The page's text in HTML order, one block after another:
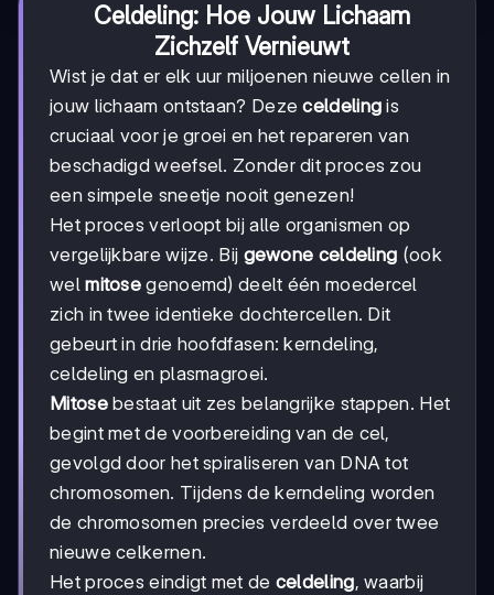
Celdeling: Hoe Jouw Lichaam
Zichzelf Vernieuwt
Wist je dat er elk uur miljoenen nieuwe cellen in
jouw lichaam ontstaan? Dezeceldeling is
cruciaal voor je groei en het repareren van
beschadigd weefsel. Zonder dit proces zou
een simpele sneetje nooit genezen!
Het proces verloopt bij alle organismen op
vergelijkbare wijze. Bij gewone celdeling (ook
welmitose genoemd) deelt één moedercel
zich in twee identieke dochtercellen. Dit
gebeurt in drie hoofdfasen: kerndeling,
celdeling en plasmagroei.
Mitosebestaat uit zes belangrijke stappen. Het
begint met de voorbereiding van de cel,
gevolgd door het spiraliseren van DNA tot
chromosomen. Tijdens de kerndeling worden
de chromosomen precies verdeeld over twee
nieuwe celkernen.
Het proces eindigt met de celdeling, waarbij